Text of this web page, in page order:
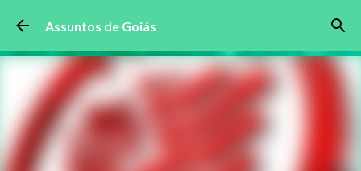
Pular para o conteúdo principal
Assuntos de Goiás